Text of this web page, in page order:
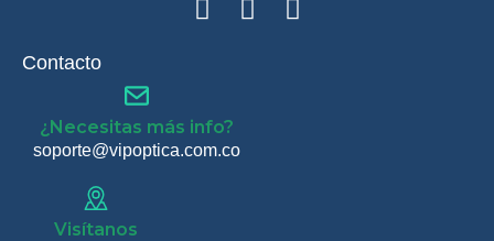
Contacto
¿Necesitas más info?
soporte@vipoptica.com.co
Visítanos